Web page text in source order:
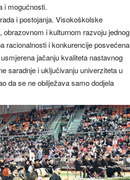
i mogućnosti.
i postojanja. Visokoškolske
i kulturnom razvoju jednog
racionalnosti i konkurencije posvećena
jačanju kvaliteta nastavnog
saradnje i uključivanju univerziteta u
da se ne obilježava samo dodjela